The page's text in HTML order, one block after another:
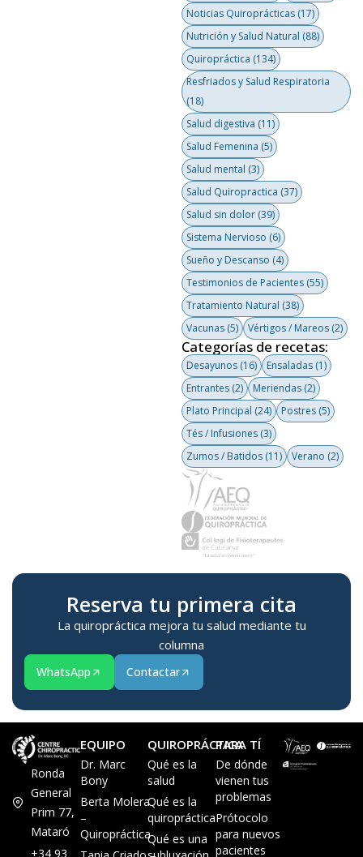
Noticias Quiroprácticas (17)
Nutrición y Salud Natural (88)
Quiropráctica (134)
Resfriados y Salud Respiratoria
(18)
Salud digestiva (11)
Salud Femenina (5)
Salud mental (3)
Salud Quiropractica (37)
Salud sin dolor (39)
Sistema Nervioso (6)
Sueño y Descanso (4)
Testimonios de Pacientes (55)
Tratamiento Natural (38)
Vacunas (5) Vértigos / Mareos (2)
Categorías de recetas:
Desayunos (16) Ensaladas (1)
Entrantes (2) Meriendas (2)
Plato Principal (24) Postres (5)
Tés / Infusiones (3)
Zumos / Batidos (11) Verano (2)
Reserva tu primera cita
La quiropráctica mejora tu salud mediante tu
columna
WhatsApp Contactar
Ronda
General
Prim 77,
Mataró
+34 93
EQUIPO
Dr. Marc
Bony
Berta Molera
–
Quiropráctica
QUIROPRÁCTICA
Qué es la
salud
Qué es la
quiropráctica
Qué es una
PARA TÍ
De dónde
vienen tus
problemas
Prótocolo
para nuevos
pacientes